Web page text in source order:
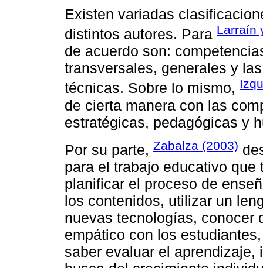
Existen variadas
distintos autores. Para Larraín
de acuerdo son:
transversales, generales y
técnicas. Sobre lo mismo,
de cierta manera con las
estratégicas, pedagógicas y
Por su parte, Zabalza (2003)
para el trabajo educativo
planificar el proceso de
los contenidos, utilizar un
nuevas tecnologías, conocer
empático con los
saber evaluar el